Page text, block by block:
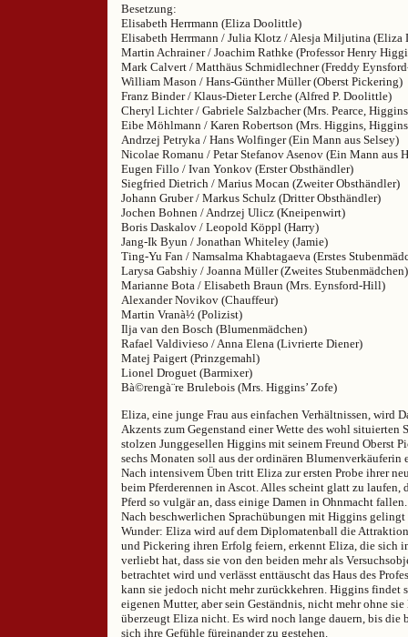
Besetzung:
Elisabeth Herrmann (Eliza Doolittle)
Elisabeth Herrmann / Julia Klotz / Alesja Miljutina (Eliza
Martin Achrainer / Joachim Rathke (Professor Henry
Mark Calvert / Matthäus Schmidlechner (Freddy
William Mason / Hans-Günther Müller (Oberst Pickering)
Franz Binder / Klaus-Dieter Lerche (Alfred P. Doolittle)
Cheryl Lichter / Gabriele Salzbacher (Mrs. Pearce,
Eibe Möhlmann / Karen Robertson (Mrs. Higgins,
Andrzej Petryka / Hans Wolfinger (Ein Mann aus Selsey)
Nicolae Romanu / Petar Stefanov Asenov (Ein Mann aus
Eugen Fillo / Ivan Yonkov (Erster Obsthändler)
Siegfried Dietrich / Marius Mocan (Zweiter Obsthändler)
Johann Gruber / Markus Schulz (Dritter Obsthändler)
Jochen Bohnen / Andrzej Ulicz (Kneipenwirt)
Boris Daskalov / Leopold Köppl (Harry)
Jang-Ik Byun / Jonathan Whiteley (Jamie)
Ting-Yu Fan / Namsalma Khabtagaeva (Erstes
Larysa Gabshiy / Joanna Müller (Zweites Stubenmädchen)
Marianne Bota / Elisabeth Braun (Mrs. Eynsford-Hill)
Alexander Novikov (Chauffeur)
Martin Vranà½ (Polizist)
Ilja van den Bosch (Blumenmädchen)
Rafael Valdivieso / Anna Elena (Livrierte Diener)
Matej Paigert (Prinzgemahl)
Lionel Droguet (Barmixer)
Bà©rengà¨re Brulebois (Mrs. Higgins’ Zofe)
Eliza, eine junge Frau aus einfachen Verhältnissen, wird
Akzents zum Gegenstand einer Wette des wohl situierten
stolzen Junggesellen Higgins mit seinem Freund Oberst
sechs Monaten soll aus der ordinären Blumenverkäuferin
Nach intensivem Üben tritt Eliza zur ersten Probe ihrer
beim Pferderennen in Ascot. Alles scheint glatt zu laufen,
Pferd so vulgär an, dass einige Damen in Ohnmacht fallen.
Nach beschwerlichen Sprachübungen mit Higgins
Wunder: Eliza wird auf dem Diplomatenball die
und Pickering ihren Erfolg feiern, erkennt Eliza, die sich
verliebt hat, dass sie von den beiden mehr als
betrachtet wird und verlässt enttäuscht das Haus des
kann sie jedoch nicht mehr zurückkehren. Higgins findet
eigenen Mutter, aber sein Geständnis, nicht mehr ohne
überzeugt Eliza nicht. Es wird noch lange dauern, bis die
sich ihre Gefühle füreinander zu gestehen.